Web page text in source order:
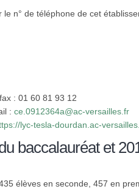
le n° de téléphone de cet
: 01 60 81 93 12
: ce.0912364a@ac-versailles.fr
lyc-tesla-dourdan.ac-
baccalauréat et
élèves en seconde, 457 en